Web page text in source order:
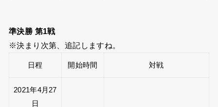
準決勝 第1戦
※決まり次第、追記しますね。
日程 開始時間 対戦
2021年4月27
日